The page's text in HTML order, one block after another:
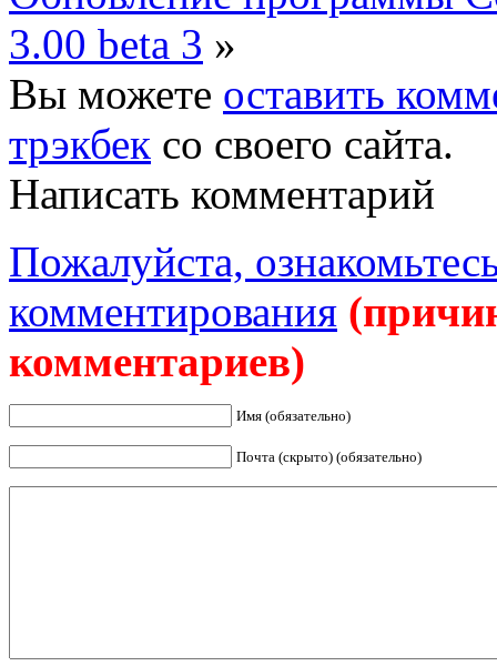
3.00 beta 3 »
Вы можете оставить
трэкбек со своего сайта.
Написать комментарий
Пожалуйста,
комментирования
комментариев)
Имя (обязательно)
Почта (скрыто) (обязательно)